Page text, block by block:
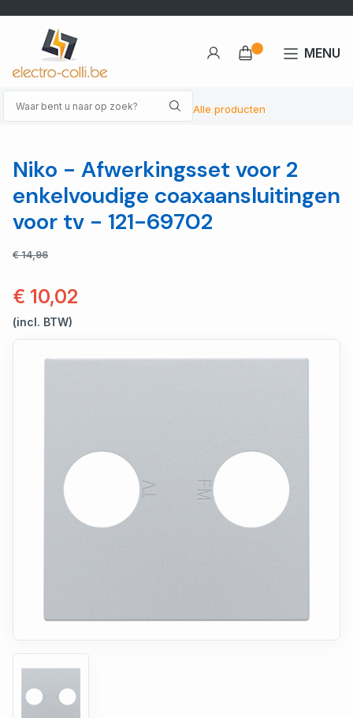
Alle producten
MENU
Niko - Afwerkingsset voor 2
enkelvoudige coaxaansluitingen
voor tv - 121-69702
€ 14,96
€ 10,02
(incl. BTW)